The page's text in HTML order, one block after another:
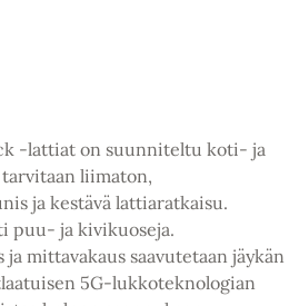
-lattiat on suunniteltu koti- ja
liimaton,
ja kestävä lattiaratkaisu.
puu- ja kivikuoseja.
mittavakaus saavutetaan jäykän
5G-lukkoteknologian